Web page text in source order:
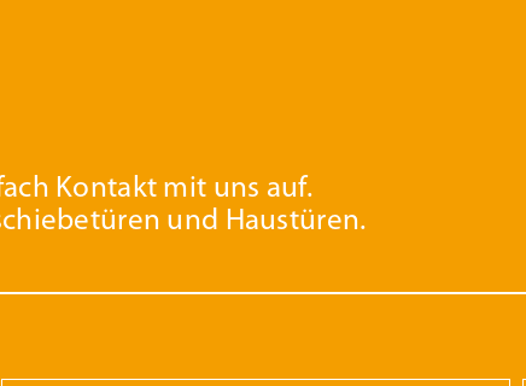
Kontakt mit uns auf.
und Haustüren.